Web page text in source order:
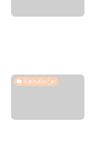
お金のあれこれ